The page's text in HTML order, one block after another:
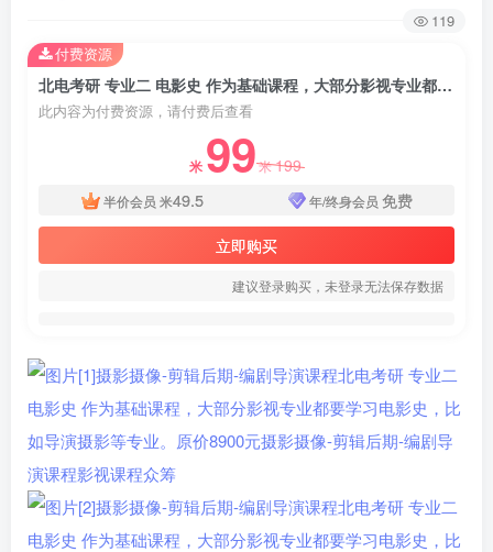
119
北电考研 专业二 电影史 作为基础课程，大部分影视专业都要学习电影史，比如导演摄影等专业。原价8900元
此内容为付费资源，请付费后查看
米 99米199
半价会员 米49.5 年/终身会员 免费
立即购买
建议登录购买，未登录无法保存数据
付费资源